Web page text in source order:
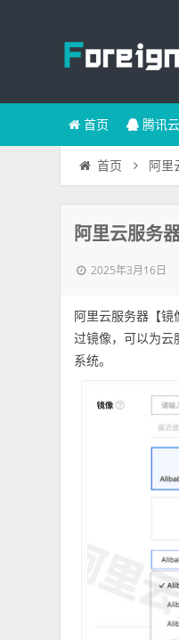
首页 腾讯
首页 阿里
阿里云服务
2025年3月16日
阿里云服务器【镜
过镜像，可以为
系统。